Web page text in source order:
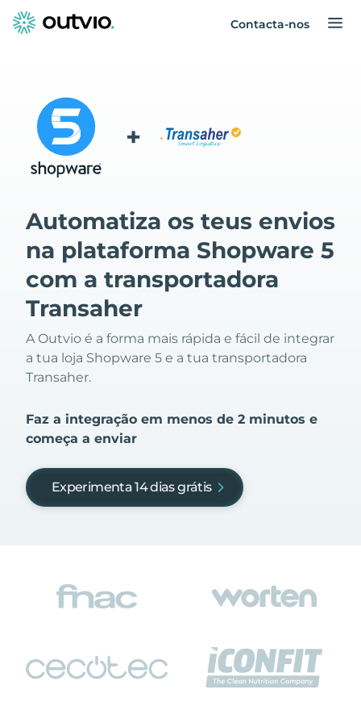
Contacta-nos
+
Automatiza os teus envios
na plataforma Shopware 5
com a transportadora
Transaher
A Outvio é a forma mais rápida e fácil de integrar
a tua loja Shopware 5 e a tua transportadora
Transaher.
Faz a integração em menos de 2 minutos e
começa a enviar
Experimenta 14 dias grátis